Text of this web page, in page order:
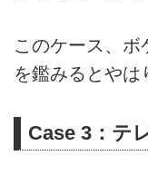
このケース、
を鑑みるとやは
Case 3：テ